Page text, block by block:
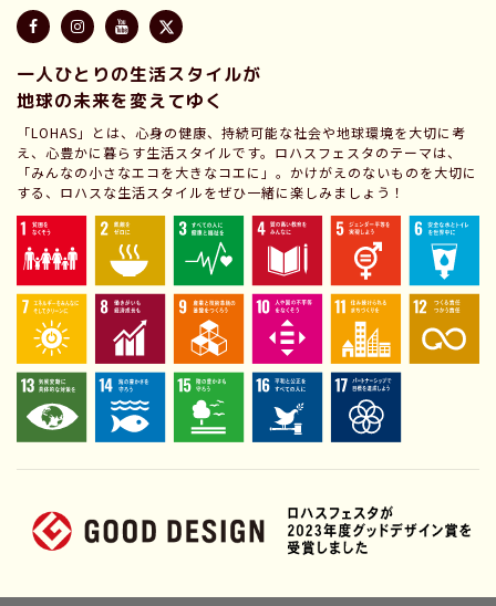
一人ひとりの生活スタイルが
地球の未来を変えてゆく
「LOHAS」とは、心身の健康、持続可能な社会や地球環境を大切に考
え、心豊かに暮らす生活スタイルです。ロハスフェスタのテーマは、
「みんなの小さなエコを大きなコエに」。かけがえのないものを大切に
する、ロハスな生活スタイルをぜひ一緒に楽しみましょう！